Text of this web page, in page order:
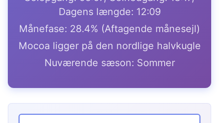
Dagens længde: 12:09
Månefase: 28.4% (Aftagende månesejl)
Mocoa ligger på den nordlige halvkugle
Nuværende sæson: Sommer